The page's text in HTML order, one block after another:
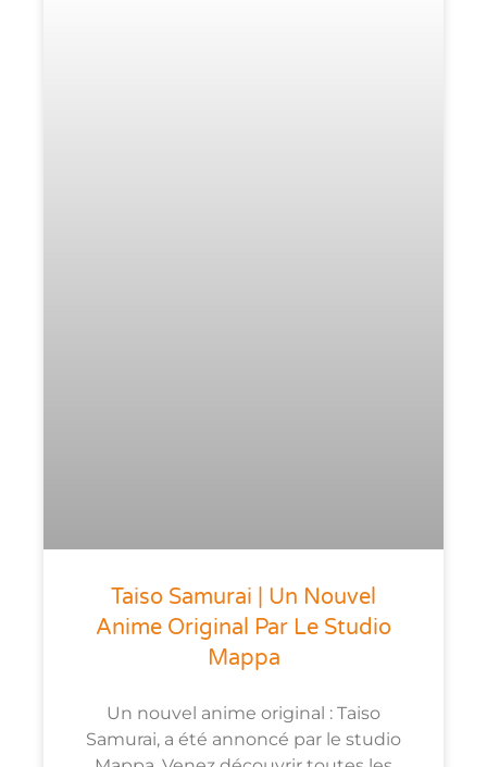
Taiso Samurai | Un Nouvel
Anime Original Par Le Studio
Mappa
Un nouvel anime original : Taiso
Samurai, a été annoncé par le studio